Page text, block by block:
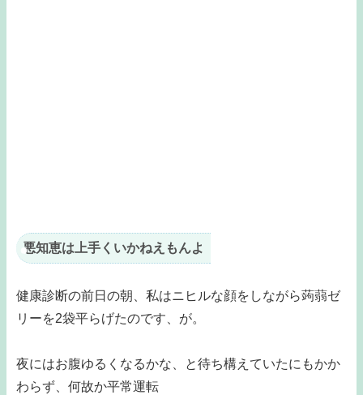
悪知恵は上手くいかねえもんよ
健康診断の前日の朝、私はニヒルな顔をしながら蒟蒻ゼ
リーを2袋平らげたのです、が。
夜にはお腹ゆるくなるかな、と待ち構えていたにもかか
わらず、何故か平常運転